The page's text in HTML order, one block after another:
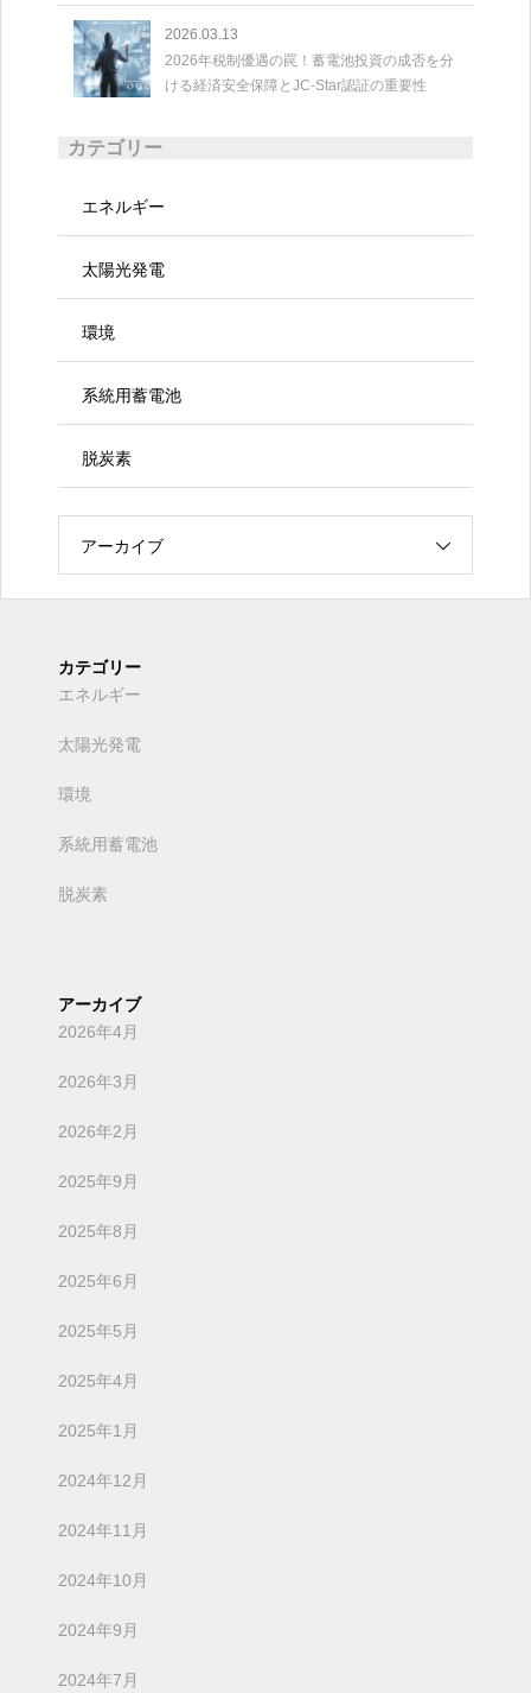
2026.03.13
2026年税制優遇の罠！蓄電池投資の成否を分
ける経済安全保障とJC-Star認証の重要性
カテゴリー
エネルギー
太陽光発電
環境
系統用蓄電池
脱炭素
アーカイブ
カテゴリー
エネルギー
太陽光発電
環境
系統用蓄電池
脱炭素
アーカイブ
2026年4月
2026年3月
2026年2月
2025年9月
2025年8月
2025年6月
2025年5月
2025年4月
2025年1月
2024年12月
2024年11月
2024年10月
2024年9月
2024年7月